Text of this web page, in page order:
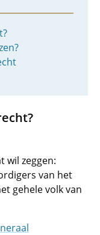
wil zeggen:
van het
gehele volk van